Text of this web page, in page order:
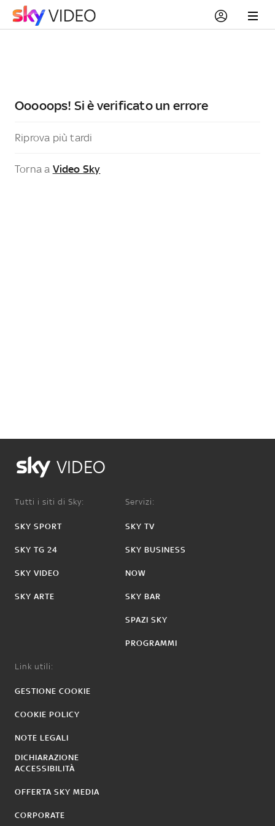
Ooooops! Si è verificato un errore
Riprova più tardi
Torna a Video Sky
VIDEO
Tutti i siti di Sky:
SKY SPORT
SKY TG 24
SKY VIDEO
SKY ARTE
Servizi:
SKY TV
SKY BUSINESS
NOW
SKY BAR
SPAZI SKY
PROGRAMMI
Link utili:
GESTIONE COOKIE
COOKIE POLICY
NOTE LEGALI
DICHIARAZIONE
ACCESSIBILITÀ
OFFERTA SKY MEDIA
CORPORATE